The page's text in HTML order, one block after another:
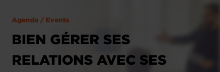
Agenda / Events
BIEN GÉRER SES
RELATIONS AVEC SES